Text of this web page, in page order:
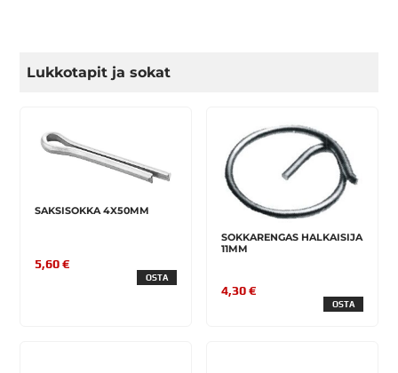
Lukkotapit ja sokat
SAKSISOKKA 4X50MM
5,60 €
OSTA
SOKKARENGAS HALKAISIJA
11MM
4,30 €
OSTA